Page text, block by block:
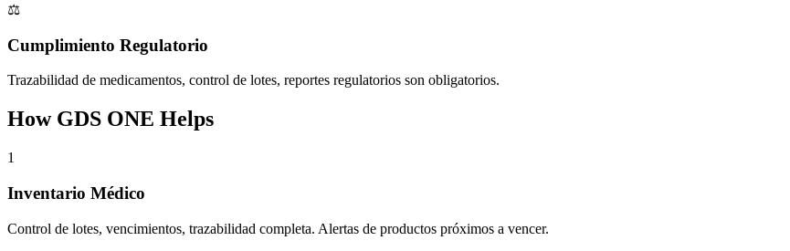
⚖️
Cumplimiento Regulatorio
Trazabilidad de medicamentos, control de lotes, reportes regulatorios son obligatorios.
How GDS ONE Helps
1
Inventario Médico
Control de lotes, vencimientos, trazabilidad completa. Alertas de productos próximos a vencer.